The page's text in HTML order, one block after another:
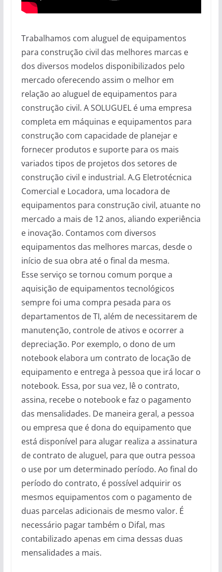
Trabalhamos com aluguel de equipamentos
para construção civil das melhores marcas e
dos diversos modelos disponibilizados pelo
mercado oferecendo assim o melhor em
relação ao aluguel de equipamentos para
construção civil. A SOLUGUEL é uma empresa
completa em máquinas e equipamentos para
construção com capacidade de planejar e
fornecer produtos e suporte para os mais
variados tipos de projetos dos setores de
construção civil e industrial. A.G Eletrotécnica
Comercial e Locadora, uma locadora de
equipamentos para construção civil, atuante no
mercado a mais de 12 anos, aliando experiência
e inovação. Contamos com diversos
equipamentos das melhores marcas, desde o
início de sua obra até o final da mesma.
Esse serviço se tornou comum porque a
aquisição de equipamentos tecnológicos
sempre foi uma compra pesada para os
departamentos de TI, além de necessitarem de
manutenção, controle de ativos e ocorrer a
depreciação. Por exemplo, o dono de um
notebook elabora um contrato de locação de
equipamento e entrega à pessoa que irá locar o
notebook. Essa, por sua vez, lê o contrato,
assina, recebe o notebook e faz o pagamento
das mensalidades. De maneira geral, a pessoa
ou empresa que é dona do equipamento que
está disponível para alugar realiza a assinatura
de contrato de aluguel, para que outra pessoa
o use por um determinado período. Ao final do
período do contrato, é possível adquirir os
mesmos equipamentos com o pagamento de
duas parcelas adicionais de mesmo valor. É
necessário pagar também o Difal, mas
contabilizado apenas em cima dessas duas
mensalidades a mais.